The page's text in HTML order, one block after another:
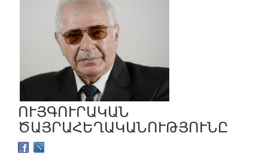
ՈՒՅԳՈՒՐԱԿԱՆ
ԾԱՅՐԱՀԵՂԱԿԱՆՈՒԹՅՈՒՆԸ